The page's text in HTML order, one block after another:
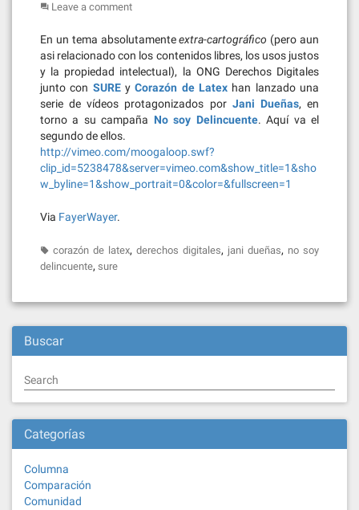
Leave a comment
En un tema absolutamenteextra-cartográfico (pero aun
asi relacionado con los contenidos libres, los usos justos
y la propiedad intelectual), la ONG Derechos Digitales
junto con SUREyCorazón de Latex han lanzado una
serie de vídeos protagonizados por Jani Dueñas, en
torno a su campaña No soy Delincuente. Aquí va el
segundo de ellos.
http://vimeo.com/moogaloop.swf?
clip_id=5238478&server=vimeo.com&show_title=1&sho
w_byline=1&show_portrait=0&color=&fullscreen=1
Via FayerWayer.
corazón de latex, derechos digitales, jani dueñas, no soy
delincuente, sure
Buscar
Search
Categorías
Columna
Comparación
Comunidad